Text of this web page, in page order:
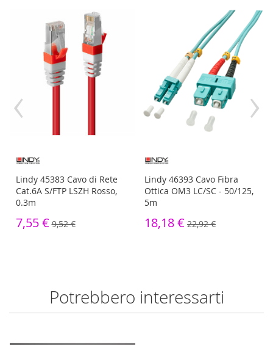
Lindy 45383 Cavo di Rete
Cat.6A S/FTP LSZH Rosso,
0.3m
7,55 € 9,52 €
Lindy 46393 Cavo Fibra
Ottica OM3 LC/SC - 50/125,
5m
18,18 € 22,92 €
‹ ›
Potrebbero interessarti